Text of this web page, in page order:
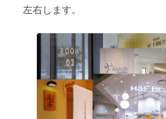
左右します。